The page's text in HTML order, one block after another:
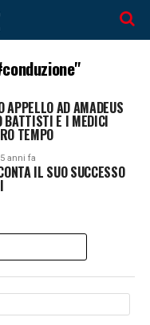
APPELLO AD AMADEUS
BATTISTI E I MEDICI
TEMPO
5 anni fa
IL SUO SUCCESSO